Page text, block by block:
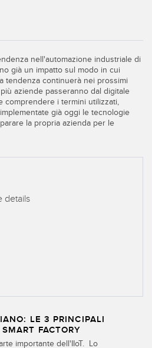
a raggio ampio
condizioni
condizioni wireless
Banner
nell'automazione industriale di
già un impatto sul modo in cui
tendenza continuerà nei prossimi
aziende passeranno dal digitale
comprendere i termini utilizzati,
già oggi le tecnologie
la propria azienda per le
LE 3 PRINCIPALI
FACTORY
importante dell'IIoT. Lo